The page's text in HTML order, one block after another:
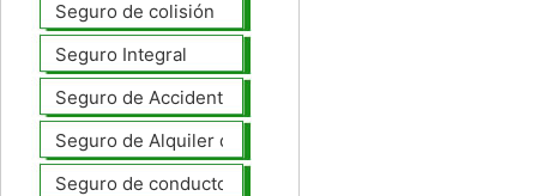
Seguro de colisión
Seguro Integral
Seguro de Accidentes Personales
Seguro de Alquiler de coches
Seguro de conductores no asegurados